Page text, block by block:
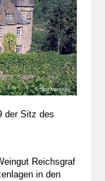
der Sitz des
Reichsgraf
in den